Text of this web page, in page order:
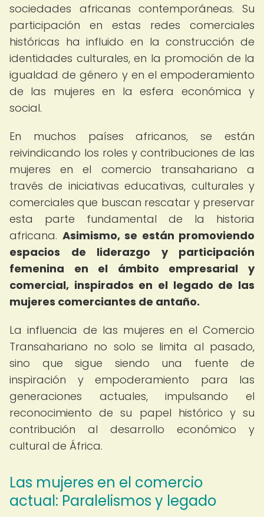
sociedades africanas contemporáneas. Su
participación en estas redes comerciales
históricas ha influido en la construcción de
identidades culturales, en la promoción de la
igualdad de género y en el empoderamiento
de las mujeres en la esfera económica y
social.
En muchos países africanos, se están
reivindicando los roles y contribuciones de las
mujeres en el comercio transahariano a
través de iniciativas educativas, culturales y
comerciales que buscan rescatar y preservar
esta parte fundamental de la historia
africana. Asimismo, se están promoviendo
espacios de liderazgo y participación
femenina en el ámbito empresarial y
comercial, inspirados en el legado de las
mujeres comerciantes de antaño.
La influencia de las mujeres en el Comercio
Transahariano no solo se limita al pasado,
sino que sigue siendo una fuente de
inspiración y empoderamiento para las
generaciones actuales, impulsando el
reconocimiento de su papel histórico y su
contribución al desarrollo económico y
cultural de África.
Las mujeres en el comercio
actual: Paralelismos y legado